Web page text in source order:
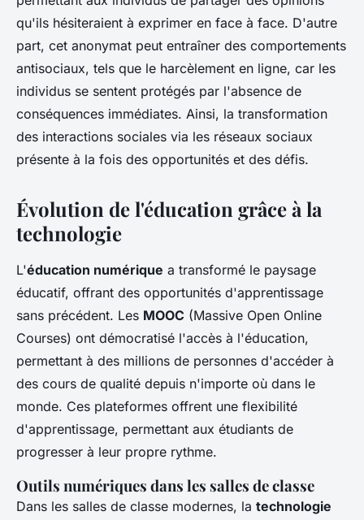
qu'ils hésiteraient à exprimer en face à face. D'autre
part, cet anonymat peut entraîner des comportements
antisociaux, tels que le harcèlement en ligne, car les
individus se sentent protégés par l'absence de
conséquences immédiates. Ainsi, la transformation
des interactions sociales via les réseaux sociaux
présente à la fois des opportunités et des défis.
Évolution de l'éducation grâce à la
technologie
L'éducation numérique a transformé le paysage
éducatif, offrant des opportunités d'apprentissage
sans précédent. Les MOOC (Massive Open Online
Courses) ont démocratisé l'accès à l'éducation,
permettant à des millions de personnes d'accéder à
des cours de qualité depuis n'importe où dans le
monde. Ces plateformes offrent une flexibilité
d'apprentissage, permettant aux étudiants de
progresser à leur propre rythme.
Outils numériques dans les salles de classe
Dans les salles de classe modernes, la technologie